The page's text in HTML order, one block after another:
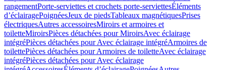
rangementPorte-serviettes et crochets porte-serviettesÉléments
d’éclairagePoignéesJeux de piedsTableaux magnétiquesPrises
électriquesAutres accessoiresMiroirs et armoires et
toiletteMiroirsPièces détachées pour MiroirsAvec éclairage
intégréPièces détachées pour Avec éclairage intégréArmoires de
toilettePièces détachées pour Armoires de toiletteAvec éclairage
intégréPièces détachées pour Avec éclairage